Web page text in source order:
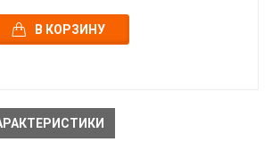
В КОРЗИНУ